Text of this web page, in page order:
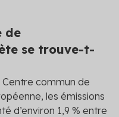
de
se trouve-t-
Centre commun de
les émissions
d’environ 1,9 % entre